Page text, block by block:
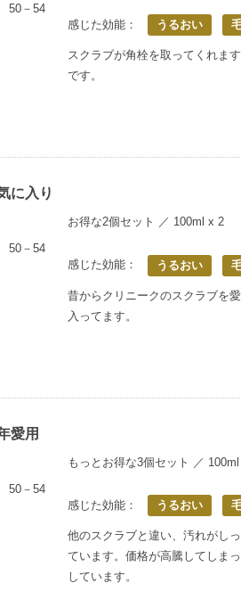
50－54
感じた効能： うるおい
スクラブが角栓を取ってくれま
です。
に入り
50－54
お得な2個セット ／ 100ml x 2
感じた効能： うるおい
昔からクリニークのスクラブを
入ってます。
愛用
50－54
もっとお得な3個セット ／
感じた効能： うるおい
他のスクラブと違い、汚れがし
ています。価格が高騰してしま
しています。